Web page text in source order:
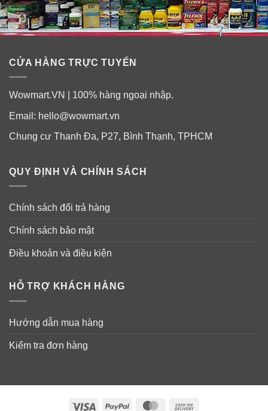
CỬA HÀNG TRỰC TUYẾN
Wowmart.VN | 100% hàng ngoại nhập.
Email: hello@wowmart.vn
Chung cư Thanh Đa, P27, Bình Thạnh, TPHCM
QUY ĐỊNH VÀ CHÍNH SÁCH
Chính sách đổi trả hàng
Chính sách bảo mật
Điều khoản và điều kiện
HỖ TRỢ KHÁCH HÀNG
Hướng dẫn mua hàng
Kiểm tra đơn hàng
Visa PayPal MasterCard